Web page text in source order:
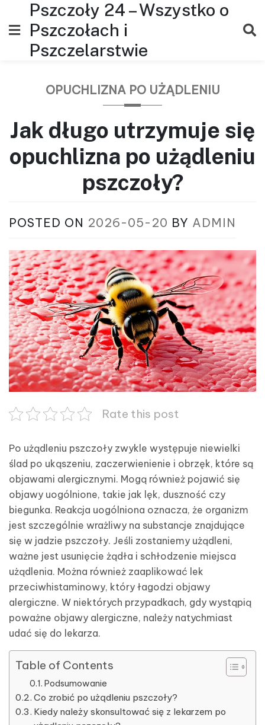
content
Pszczoły 24 – Wszystko o
Pszczołach i
Pszczelarstwie
OPUCHLIZNA PO UŻĄDLENIU
Jak długo utrzymuje się
opuchlizna po użądleniu
pszczoły?
POSTED ON 2026-05-20 BY ADMIN
Rate this post
Po użądleniu pszczoły zwykle występuje niewielki
ślad po ukąszeniu, zaczerwienienie i obrzęk, które są
objawami alergicznymi. Mogą również pojawić się
objawy uogólnione, takie jak lęk, duszność czy
biegunka. Reakcja uogólniona oznacza, że organizm
jest szczególnie wrażliwy na substancje znajdujące
się w jadzie pszczoły. Jeśli zostaniemy użądleni,
ważne jest usunięcie żądła i schłodzenie miejsca
użądlenia. Można również zaaplikować lek
przeciwhistaminowy, który łagodzi objawy
alergiczne. W niektórych przypadkach, gdy wystąpią
poważne objawy alergiczne, należy natychmiast
udać się do lekarza.
Table of Contents
Podsumowanie
Co zrobić po użądleniu pszczoły?
Kiedy należy skonsultować się z lekarzem po